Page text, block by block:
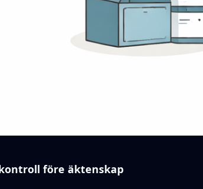
före äktenskap